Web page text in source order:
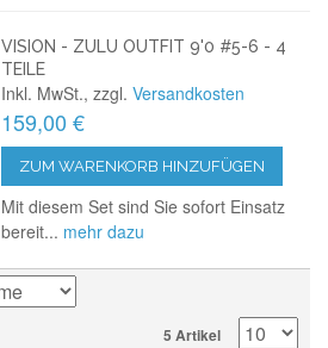
VISION - ZULU OUTFIT 9'0 #5-6 - 4
TEILE
Inkl. MwSt., zzgl.Versandkosten
159,00 €
ZUM WARENKORB HINZUFÜGEN
Mit diesem Set sind Sie sofort Einsatz
bereit... mehr dazu
5 Artikel